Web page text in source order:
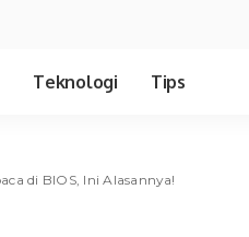
Teknologi Tips
di BIOS, Ini Alasannya!